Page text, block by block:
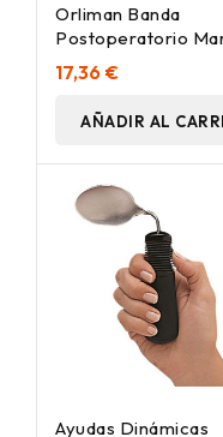
Orliman Banda
Postoperatorio
Talla Única Be080
17,36 €
AÑADIR AL
Ayudas Dinámicas